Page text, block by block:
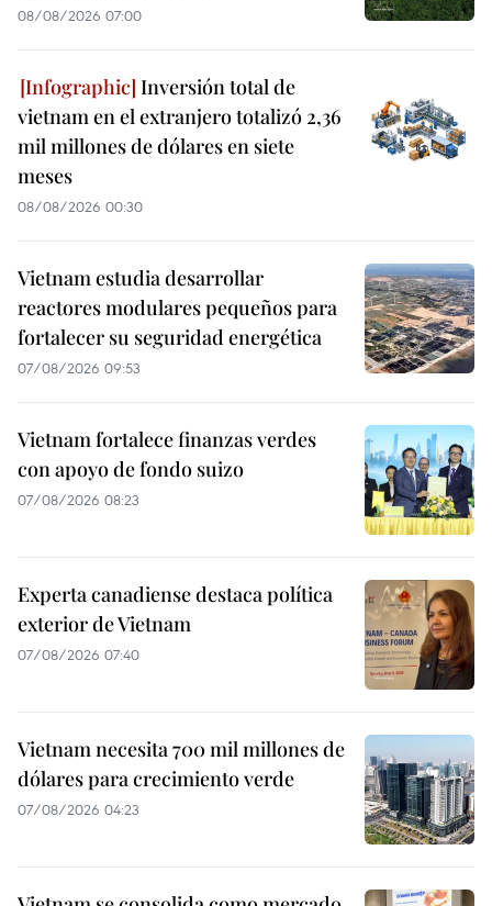
08/08/2026 07:00
Inversión total de
vietnam en el extranjero totalizó 2,36
mil millones de dólares en siete
meses
08/08/2026 00:30
Vietnam estudia desarrollar
reactores modulares pequeños para
fortalecer su seguridad energética
07/08/2026 09:53
Vietnam fortalece finanzas verdes
con apoyo de fondo suizo
07/08/2026 08:23
Experta canadiense destaca política
exterior de Vietnam
07/08/2026 07:40
Vietnam necesita 700 mil millones de
dólares para crecimiento verde
07/08/2026 04:23